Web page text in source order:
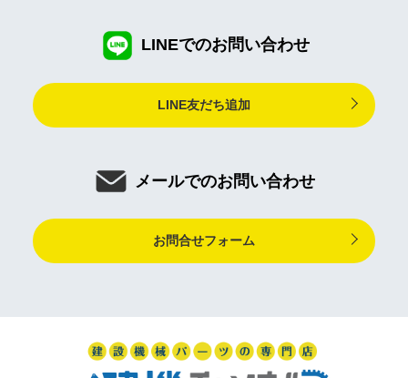
LINEでのお問い合わせ
LINE友だち追加
メールでのお問い合わせ
お問合せフォーム